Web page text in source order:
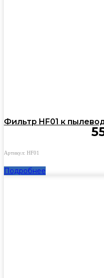
Фильтр HF01 к
Артикул: HF01
Подробнее